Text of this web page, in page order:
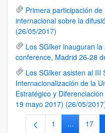
Primera participación
internacional sobre la
(26/05/2017)
Los SGIker inauguran
conference, Madrid 26-28
Los SGIker asisten al III
Internacionalización de la
Estratégico y
19 mayo 2017) (26/05/
Página
1 ...Páginas
17